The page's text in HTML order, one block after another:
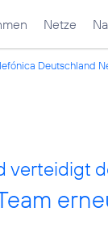
Netze
Deutschland
verteidigt